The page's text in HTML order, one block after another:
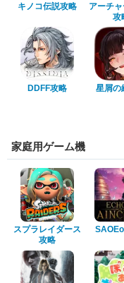
キノコ伝説攻略
アーチ
攻
DDFF攻略 星屑の
家庭用ゲーム機
スプラレイダース
攻略